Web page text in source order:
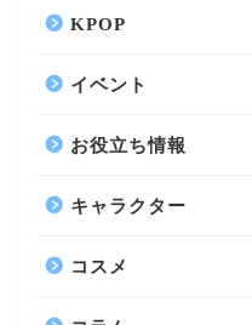
KPOP
イベント
お役立ち情報
キャラクター
コスメ